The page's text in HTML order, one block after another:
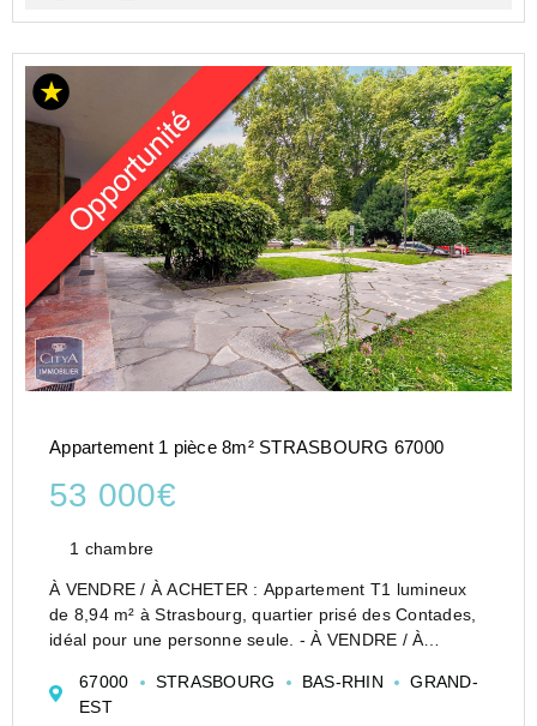
Appartement 1 pièce 8m² STRASBOURG 67000
53 000€
1 chambre
À VENDRE / À ACHETER : Appartement T1 lumineux
de 8,94 m² à Strasbourg, quartier prisé des Contades,
idéal pour une personne seule. - À VENDRE / À
le quartier prisé des Contades, au sein de la résidence
Les Arq...
67000 STRASBOURG BAS-RHIN
GRAND-
EST